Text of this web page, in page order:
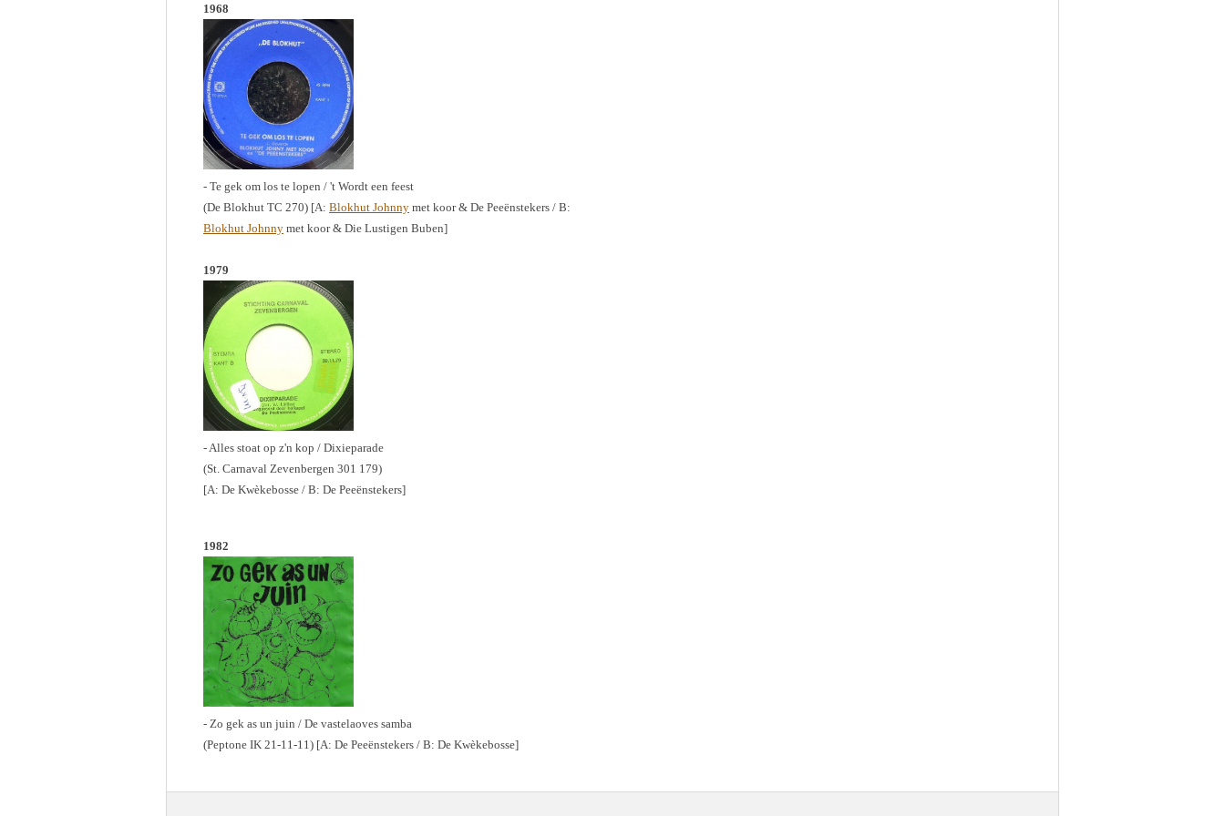
1968
- Te gek om los te lopen / 't Wordt een feest
(De Blokhut TC 270) [A: Blokhut Johnny met koor & De Peeënstekers / B:
Blokhut Johnny met koor & Die Lustigen Buben]
1979
- Alles stoat op z'n kop / Dixieparade
(St. Carnaval Zevenbergen 301 179)
[A: De Kwèkebosse / B: De Peeënstekers]
1982
- Zo gek as un juin / De vastelaoves samba
(Peptone IK 21-11-11) [A: De Peeënstekers / B: De Kwèkebosse]